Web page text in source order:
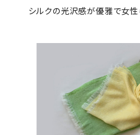
シルクの光沢感が優雅で女性